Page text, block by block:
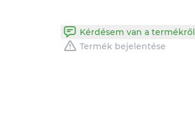
Kérdésem van a termékről
Termék bejelentése